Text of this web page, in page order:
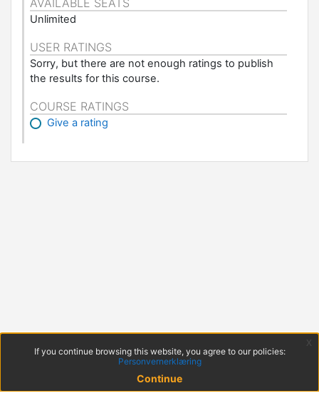
Unlimited
USER RATINGS
Sorry, but there are not enough ratings to publish
the results for this course.
COURSE RATINGS
Give a rating
If you continue browsing this website, you agree to our policies:
Personvernerklæring
Continue
x